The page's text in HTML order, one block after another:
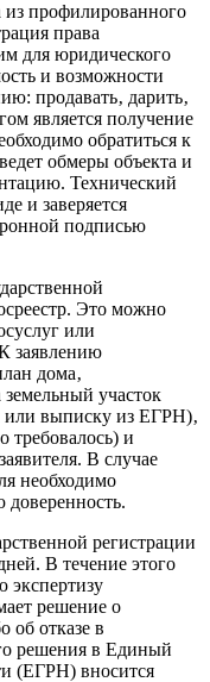
из профилированного
права
для юридического
и возможности
продавать‚ дарить‚
является получение
обратиться к
обмеры объекта и
Технический
и заверяется
подписью
Это можно
или
заявлению
дома‚
участок
или выписку из ЕГРН)‚
требовалось) и
В случае
необходимо
доверенность.
регистрации
В течение этого
экспертизу
решение о
об отказе в
решения в Единый
(ЕГРН) вносится